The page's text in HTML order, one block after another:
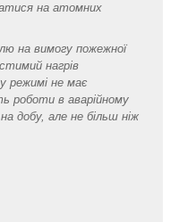
на атомних
на вимогу пожежної
нагрів
режимі не має
роботи в аварійному
добу, але не більш ніж